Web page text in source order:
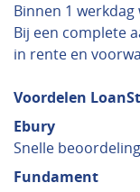
Binnen 1
Bij een complete
in rente en
Voordelen
Ebury
Snelle
Fundament